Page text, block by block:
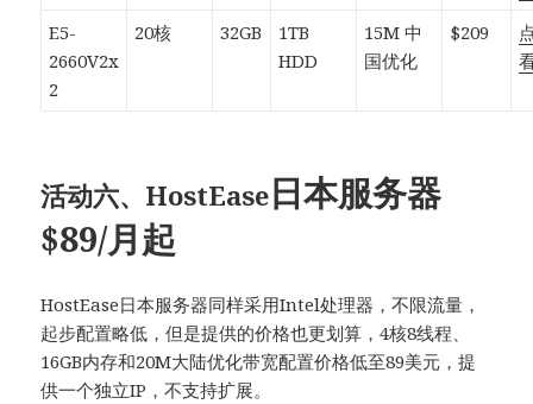
E5-
2660V2x
2
20核 32GB
1TB
HDD
15M 中
国优化
$209
活动六、HostEase日本服务器
$89/月起
HostEase日本服务器同样采用Intel处理器，不限流量，
起步配置略低，但是提供的价格也更划算，4核8线程、
16GB内存和20M大陆优化带宽配置价格低至89美元，提
供一个独立IP，不支持扩展。